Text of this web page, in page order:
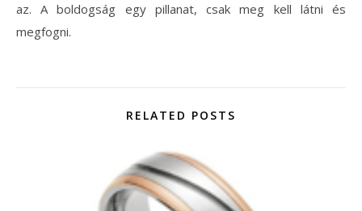
az. A boldogság egy pillanat, csak meg kell látni és
megfogni.
RELATED POSTS